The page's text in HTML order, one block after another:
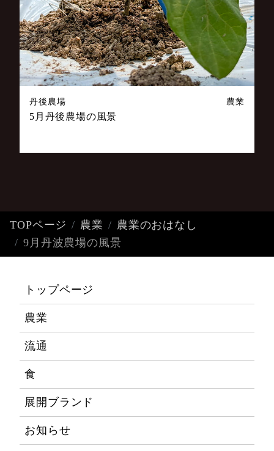
丹後農場 農業
5月丹後農場の風景
TOPページ 農業
農業のおはなし
9月丹波農場の風景
トップページ
農業
流通
食
展開ブランド
お知らせ